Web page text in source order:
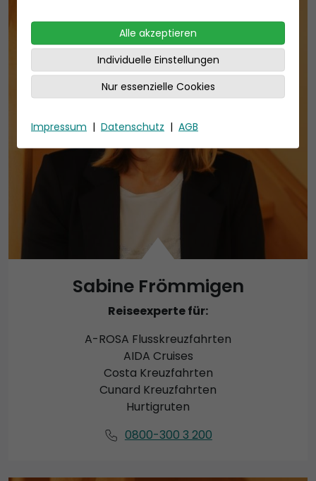
Sabine Frömmigen
Reiseexperte für:
A-ROSA Flusskreuzfahrten
AIDA Cruises
Costa Kreuzfahrten
Cunard Kreuzfahrten
Hurtigruten
0800-300 3 200
Alle akzeptieren
Individuelle Einstellungen
Nur essenzielle Cookies
Impressum | Datenschutz | AGB